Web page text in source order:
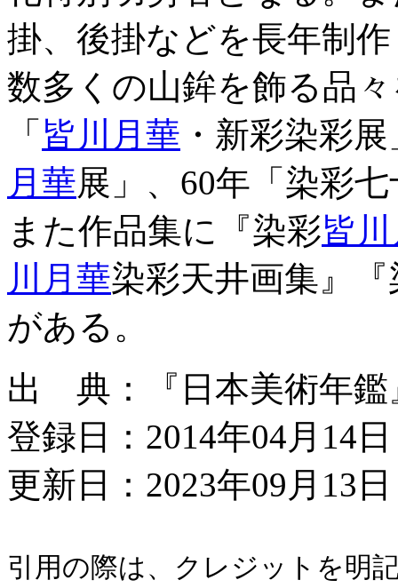
掛、後掛などを長年制
数多くの山鉾を飾る品
「 皆川月華 ・新彩染彩
月華展」、60年「染彩
また作品集に『染彩皆
川月華染彩天井画集』『
がある。
出 典：『日本美術年鑑
登録日：2014年04月14日
更新日：2023年09月13
引用の際は、クレジットを明